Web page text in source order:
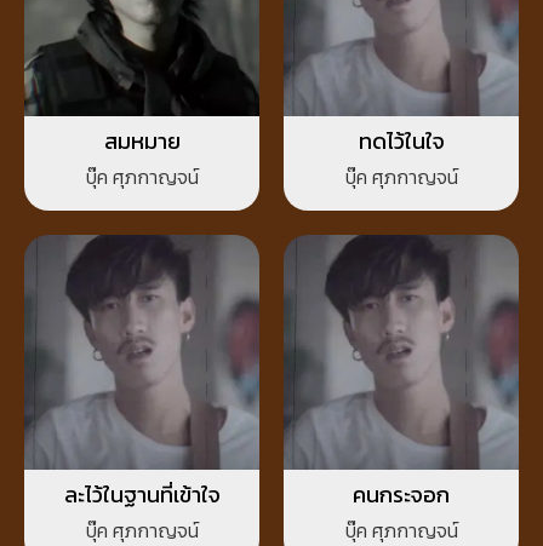
สมหมาย
บุ๊ค ศุภกาญจน์
ทดไว้ในใจ
บุ๊ค ศุภกาญจน์
ละไว้ในฐานที่เข้าใจ
บุ๊ค ศุภกาญจน์
คนกระจอก
บุ๊ค ศุภกาญจน์